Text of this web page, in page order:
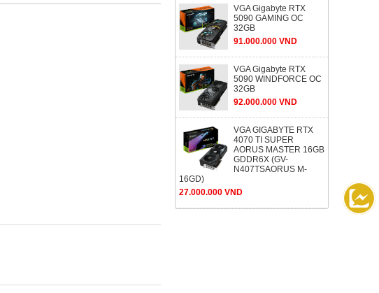
VGA Gigabyte RTX
5090 GAMING OC
32GB
91.000.000 VND
VGA Gigabyte RTX
5090 WINDFORCE OC
32GB
92.000.000 VND
VGA GIGABYTE RTX
4070 TI SUPER
AORUS MASTER 16GB
GDDR6X (GV-
N407TSAORUS M-
16GD)
27.000.000 VND